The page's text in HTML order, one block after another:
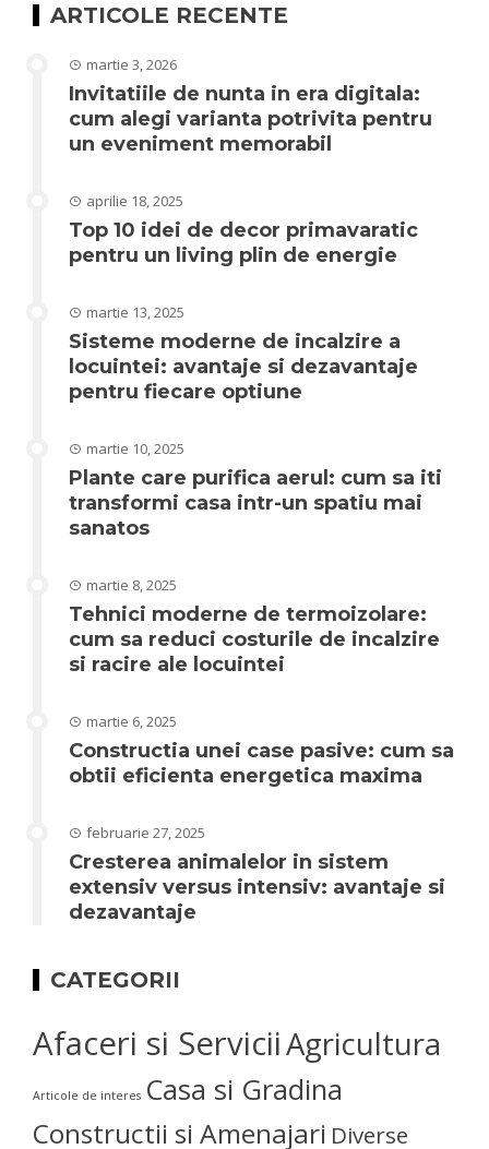
ARTICOLE RECENTE
martie 3, 2026
Invitatiile de nunta in era digitala:
cum alegi varianta potrivita pentru
un eveniment memorabil
aprilie 18, 2025
Top 10 idei de decor primavaratic
pentru un living plin de energie
martie 13, 2025
Sisteme moderne de incalzire a
locuintei: avantaje si dezavantaje
pentru fiecare optiune
martie 10, 2025
Plante care purifica aerul: cum sa iti
transformi casa intr-un spatiu mai
sanatos
martie 8, 2025
Tehnici moderne de termoizolare:
cum sa reduci costurile de incalzire
si racire ale locuintei
martie 6, 2025
Constructia unei case pasive: cum sa
obtii eficienta energetica maxima
februarie 27, 2025
Cresterea animalelor in sistem
extensiv versus intensiv: avantaje si
dezavantaje
CATEGORII
Afaceri si ServiciiAgricultura
Articole de interes Casa si Gradina
Constructii si Amenajari Diverse